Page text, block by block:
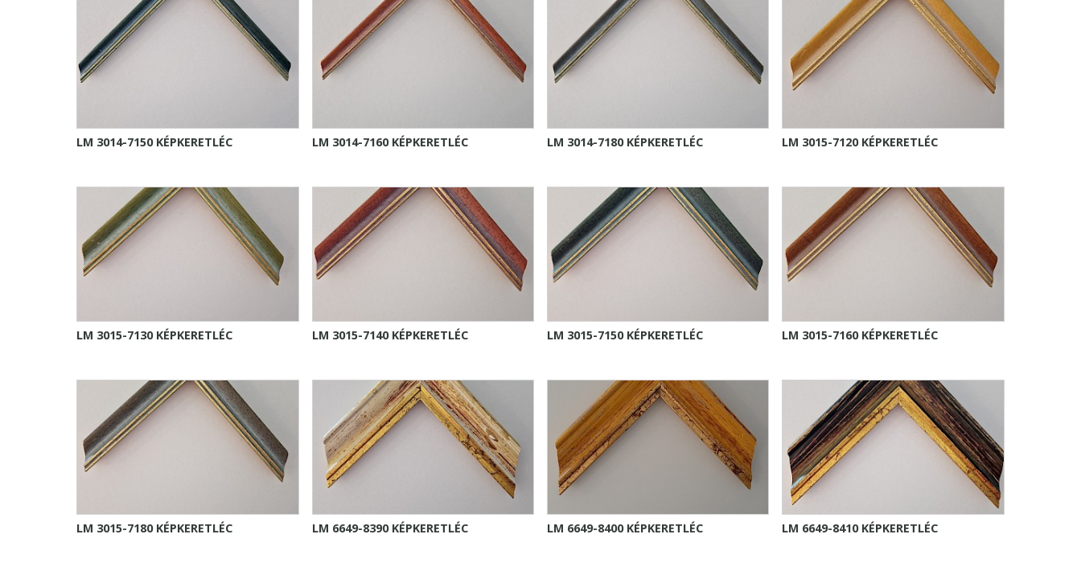
LM 3014-7150 KÉPKERETLÉC LM 3014-7160 KÉPKERETLÉC LM 3014-7180 KÉPKERETLÉC LM 3015-7120 KÉPKERETLÉC
LM 3015-7130 KÉPKERETLÉC LM 3015-7140 KÉPKERETLÉC LM 3015-7150 KÉPKERETLÉC LM 3015-7160 KÉPKERETLÉC
LM 3015-7180 KÉPKERETLÉC LM 6649-8390 KÉPKERETLÉC LM 6649-8400 KÉPKERETLÉC LM 6649-8410 KÉPKERETLÉC